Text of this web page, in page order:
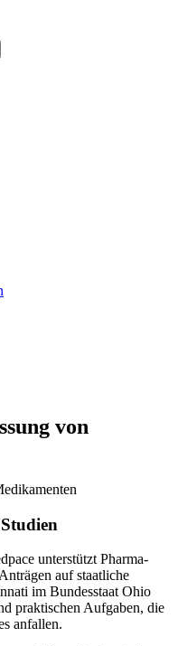
von
unterstützt Pharma-
auf staatliche
im Bundesstaat Ohio
praktischen Aufgaben, die
anfallen.